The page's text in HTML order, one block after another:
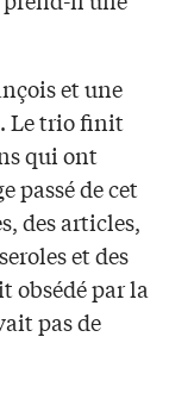
et une
Le trio finit
qui ont
passé de cet
des articles,
et des
obsédé par la
pas de